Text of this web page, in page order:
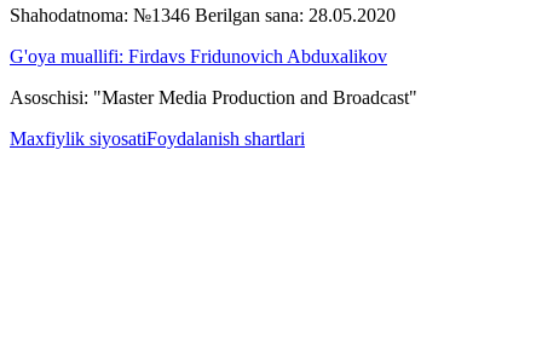
Shahodatnoma: №1346 Berilgan sana: 28.05.2020
G'oya muallifi: Firdavs Fridunovich Abduxalikov
Asoschisi: "Master Media Production and Broadcast"
Maxfiylik siyosatiFoydalanish shartlari